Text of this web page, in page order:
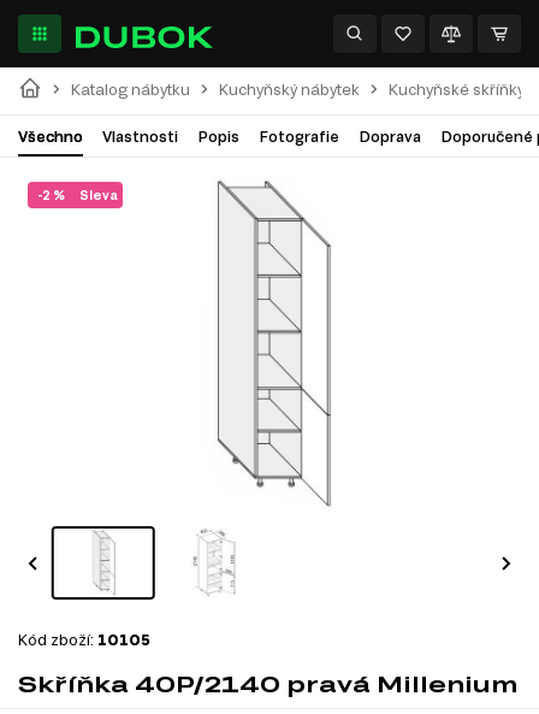
Katalog nábytku Kuchyňský nábytek Kuchyňské skříňky
Všechno Vlastnosti Popis Fotografie Doprava Doporučené
Sleva
-2 %
Kód zboží: 10105
Skříňka 40P/2140 pravá Millenium